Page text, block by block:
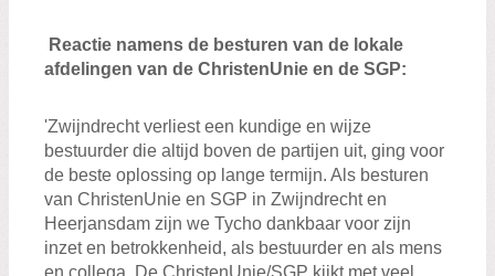
Reactie namens de besturen van de lokale
afdelingen van de ChristenUnie en de SGP:
'Zwijndrecht verliest een kundige en wijze
bestuurder die altijd boven de partijen uit, ging voor
de beste oplossing op lange termijn. Als besturen
van ChristenUnie en SGP in Zwijndrecht en
Heerjansdam zijn we Tycho dankbaar voor zijn
inzet en betrokkenheid, als bestuurder en als mens
en collega. De ChristenUnie/SGP kijkt met veel